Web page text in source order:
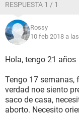
RESPUESTA 1 / 1
Rossy
10 feb 2018 a
Hola, tengo 21 años
Tengo 17 semanas,
verdad noe siento
saco de casa,
aborto. Necesito